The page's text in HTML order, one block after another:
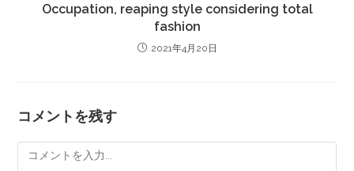
Occupation, reaping style considering total
fashion
2021年4月20日
コメントを残す